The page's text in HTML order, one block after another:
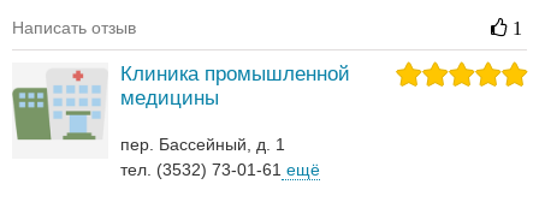
Написать отзыв 1
Клиника промышленной
медицины
пер. Бассейный, д. 1
тел. (3532) 73-01-61 ещё